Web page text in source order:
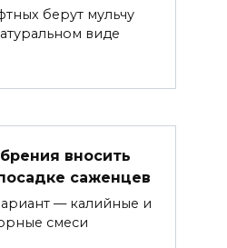
берут мульчу
виде
вносить
саженцев
— калийные и
смеси